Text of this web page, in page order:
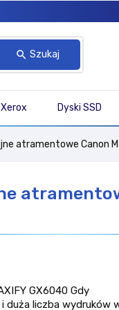
search Szukaj
Dyski SSD
atramentowe Canon
GX6040 Gdy
liczba wydruków